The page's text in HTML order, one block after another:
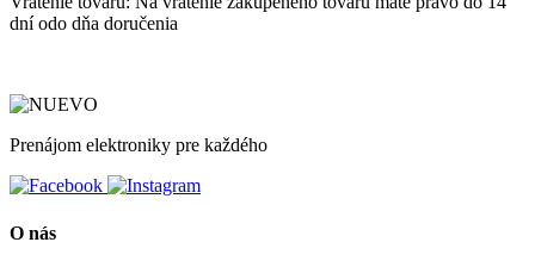
dní odo dňa doručenia
Prenájom elektroniky pre každého
O nás